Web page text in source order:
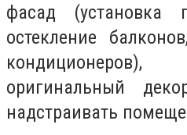
фасад (установка
остекление
оригинальный
надстраивать